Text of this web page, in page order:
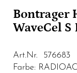
Bontrager
WaveCel
Art.Nr. 576683
Farbe: